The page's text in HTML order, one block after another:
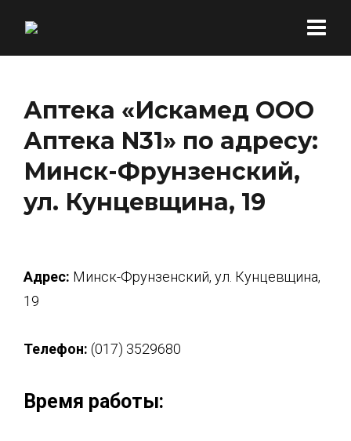
Аптека «Искамед ООО
Аптека N31» по адресу:
Минск-Фрунзенский,
ул. Кунцевщина, 19
Адрес: Минск-Фрунзенский, ул. Кунцевщина,
19
Телефон: (017) 3529680
Время работы: